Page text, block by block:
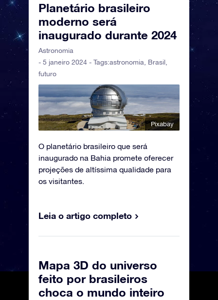
Planetário brasileiro
moderno será
inaugurado durante 2024
Astronomia
- 5 janeiro 2024 - Tags:astronomia Brasil
futuro
Pixabay
O planetário brasileiro que será
inaugurado na Bahia promete oferecer
projeções de altíssima qualidade para
os visitantes.
Leia o artigo completo
Mapa 3D do universo
feito por brasileiros
choca o mundo inteiro